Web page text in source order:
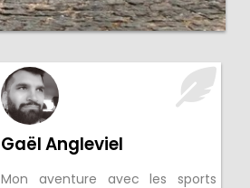
Gaël Angleviel
Mon aventure avec les sports